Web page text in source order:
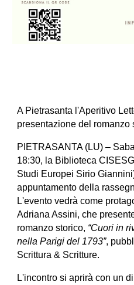
A Pietrasanta l'Aperitivo
presentazione del romanzo
PIETRASANTA (LU) –
18:30, la Biblioteca
Studi Europei Sirio
appuntamento della
L'evento vedrà come
Adriana Assini, che
romanzo storico, “Cuori in
nella Parigi del 1793”,
Scrittura & Scritture.
L'incontro si aprirà con un